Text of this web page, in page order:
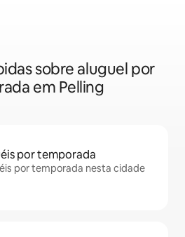
sobre aluguel por
em Pelling
por temporada
por temporada nesta cidade